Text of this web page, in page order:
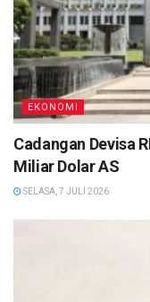
EKONOMI
Cadangan Devisa
Miliar Dolar AS
SELASA, 7 JULI 2026